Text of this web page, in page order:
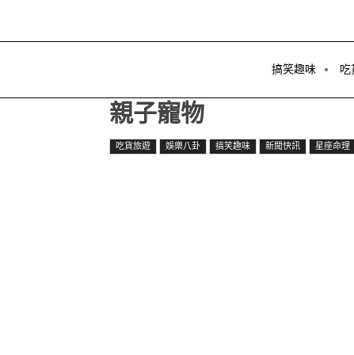
搞笑趣味 吃
親子寵物
吃貨旅遊 娛樂八卦 搞笑趣味 新聞快訊 星座命理